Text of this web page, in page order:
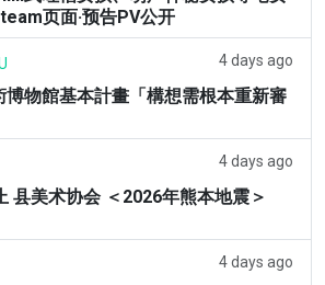
页面·预告PV公开
4 days ago
博物館基本計畫「構想需根本重新審
4 days ago
县美术协会 ＜2026年熊本地震＞
4 days ago